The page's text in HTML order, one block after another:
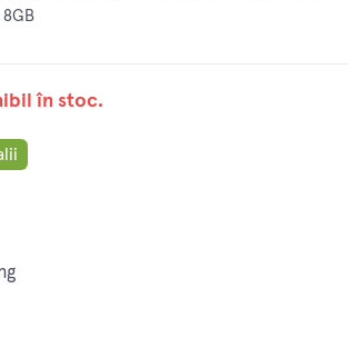
8GB
în stoc.